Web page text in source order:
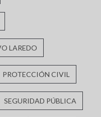
LAREDO
PROTECCIÓN CIVIL
SEGURIDAD PÚBLICA